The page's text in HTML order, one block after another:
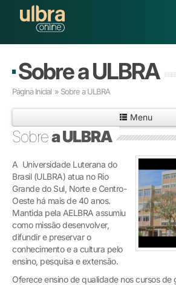
Buscar
Já sou Aluno
Matricule-se
PÓS-GRADUAÇÃO
PESQUISA
EXTENSÃO
POLOS CREDENCIADOS
SOBRE A ULBRA
Sobre a ULBRA
Página Inicial » Sobre a ULBRA
Menu
Sobrea ULBRA
A Universidade Luterana do
Brasil (ULBRA) atua no Rio
Grande do Sul, Norte e Centro-
Oeste há mais de 40 anos.
Mantida pela AELBRA assumiu
como missão desenvolver,
difundir e preservar o
conhecimento e a cultura pelo
ensino, pesquisa e extensão.
Oferece ensino de qualidade nos cursos de